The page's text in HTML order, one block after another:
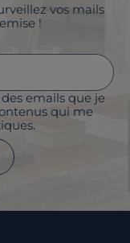
vos mails
!
emails que je
qui me